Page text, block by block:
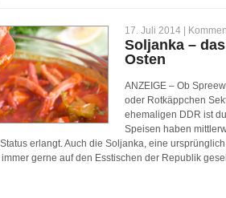
17. Juli 2014 |
Soljanka –
Osten
ANZEIGE – Ob
oder Rotkäppchen
ehemaligen DDR ist
Speisen haben
erlangt. Auch die Soljanka, eine
gerne auf den Esstischen der Republik